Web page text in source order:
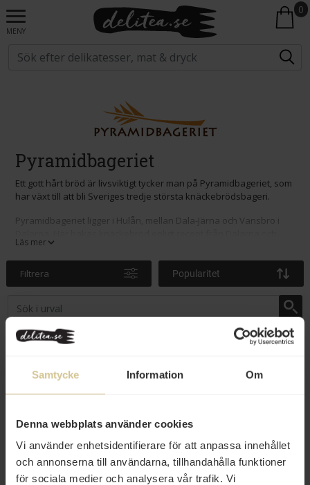
Samtycke Information Om
Denna webbplats använder cookies
Vi använder enhetsidentifierare för att anpassa innehållet
och annonserna till användarna, tillhandahålla funktioner
för sociala medier och analysera vår trafik. Vi
MENY
0
Pyramidbageriet
Ett gott hårt bröd är livsviktigt tycker man på Pyramidbageriet, som
har växt till att bli Sveriges tredje största knäckebrödsbageri.
Pyramidbageriet ligger i Hulån, mellan Dala-Järna och Vansbro i
Egyptens gamla bondekultur.
Läs mer
Filtrera Popularitet
43 kr